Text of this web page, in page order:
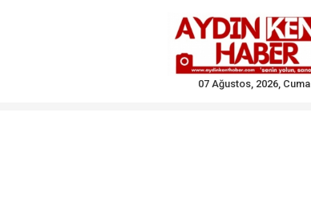
07 Ağustos, 2026, Cuma